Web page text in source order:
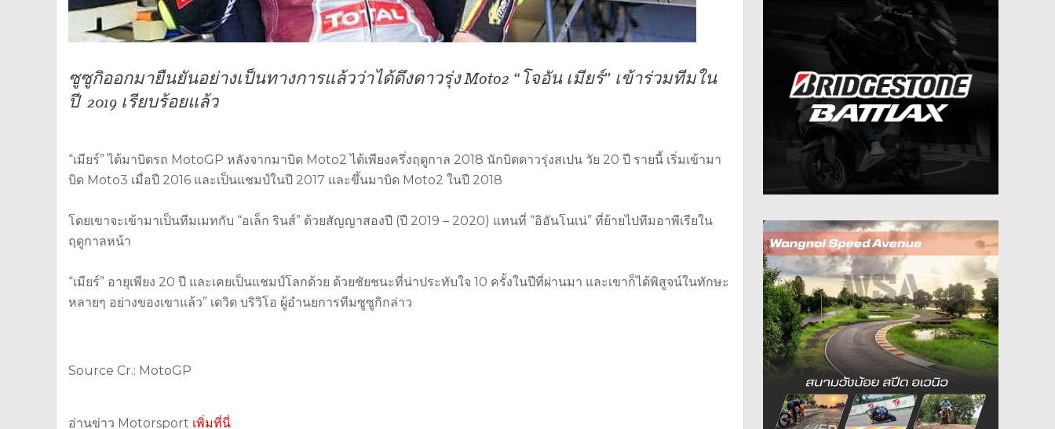
ซูซูกิออกมายืนยันอย่างเป็นทางการแล้วว่าได้ดึงดาวรุ่ง Moto2 “โจอัน เมียร์” เข้าร่วมทีมใน
ปี 2019 เรียบร้อยแล้ว
“เมียร์” ได้มาบิดรถ MotoGP หลังจากมาบิด Moto2 ได้เพียงครึ่งฤดูกาล 2018 นักบิดดาวรุ่งสเปน วัย 20 ปี รายนี้ เริ่มเข้ามา
บิด Moto3 เมื่อปี 2016 และเป็นแชมป์ในปี 2017 และขึ้นมาบิด Moto2 ในปี 2018
โดยเขาจะเข้ามาเป็นทีมเมทกับ “อเล็ก รินส์” ด้วยสัญญาสองปี (ปี 2019 – 2020) แทนที่ “อิอันโนเน่” ที่ย้ายไปทีมอาพีเรียใน
ฤดูกาลหน้า
“เมียร์” อายุเพียง 20 ปี และเคยเป็นแชมป์โลกด้วย ด้วยชัยชนะที่น่าประทับใจ 10 ครั้งในปีที่ผ่านมา และเขาก็ได้พิสูจน์ในทักษะ
หลายๆ อย่างของเขาแล้ว” เดวิด บริวิโอ ผู้อำนยการทีมซูซูกิกล่าว
Source Cr.: MotoGP
อ่านข่าว Motorsport เพิ่มที่นี่